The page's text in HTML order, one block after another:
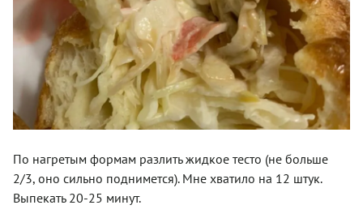
По нагретым формам разлить жидкое тесто (не больше
2/3, оно сильно поднимется). Мне хватило на 12 штук.
Выпекать 20-25 минут.